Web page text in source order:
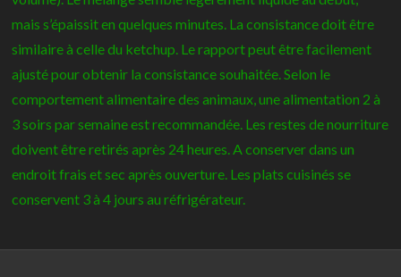
mais s’épaissit en quelques minutes. La consistance doit être
similaire à celle du ketchup. Le rapport peut être facilement
ajusté pour obtenir la consistance souhaitée. Selon le
comportement alimentaire des animaux, une alimentation 2 à
3 soirs par semaine est recommandée. Les restes de nourriture
doivent être retirés après 24 heures. A conserver dans un
endroit frais et sec après ouverture. Les plats cuisinés se
conservent 3 à 4 jours au réfrigérateur.